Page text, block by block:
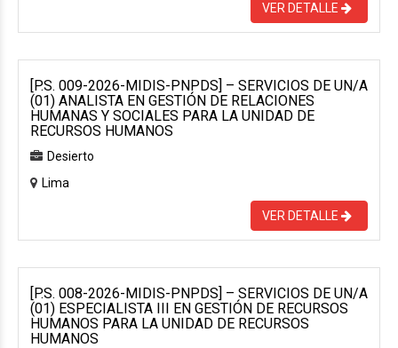
VER DETALLE
[P.S. 009-2026-MIDIS-PNPDS] – SERVICIOS DE UN/A
(01) ANALISTA EN GESTIÓN DE RELACIONES
HUMANAS Y SOCIALES PARA LA UNIDAD DE
RECURSOS HUMANOS
Desierto
Lima
VER DETALLE
[P.S. 008-2026-MIDIS-PNPDS] – SERVICIOS DE UN/A
(01) ESPECIALISTA III EN GESTIÓN DE RECURSOS
HUMANOS PARA LA UNIDAD DE RECURSOS
HUMANOS